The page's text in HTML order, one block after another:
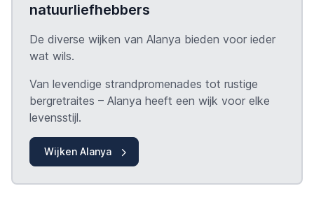
natuurliefhebbers
De diverse wijken van Alanya bieden voor ieder
wat wils.
Van levendige strandpromenades tot rustige
bergretraites – Alanya heeft een wijk voor elke
levensstijl.
Wijken Alanya